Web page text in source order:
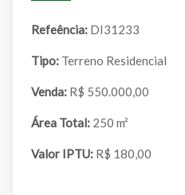
Refeência: DI31233
Tipo: Terreno Residencial
Venda: R$ 550.000,00
Área Total: 250 m²
Valor IPTU: R$ 180,00